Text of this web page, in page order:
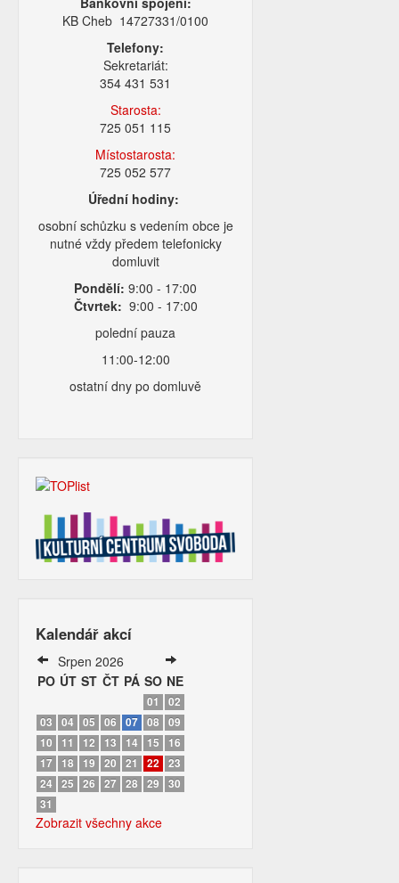
KB Cheb 14727331/0100
Telefony:
Sekretariát:
354 431 531
Starosta:
725 051 115
Místostarosta:
725 052 577
Úřední hodiny:
osobní schůzku s vedením obce je
nutné vždy předem telefonicky
domluvit
Pondělí: 9:00 - 17:00
Čtvrtek: 9:00 - 17:00
polední pauza
11:00-12:00
ostatní dny po domluvě
Kalendář akcí
Srpen 2026
PO ÚT ST ČT PÁ SO NE
01
02
03
04 05 06 07 08
09
10
11 12 13 14 15
16
17 18 19 20 21 22
23
24
25 26 27 28 29
30
31
Zobrazit všechny akce